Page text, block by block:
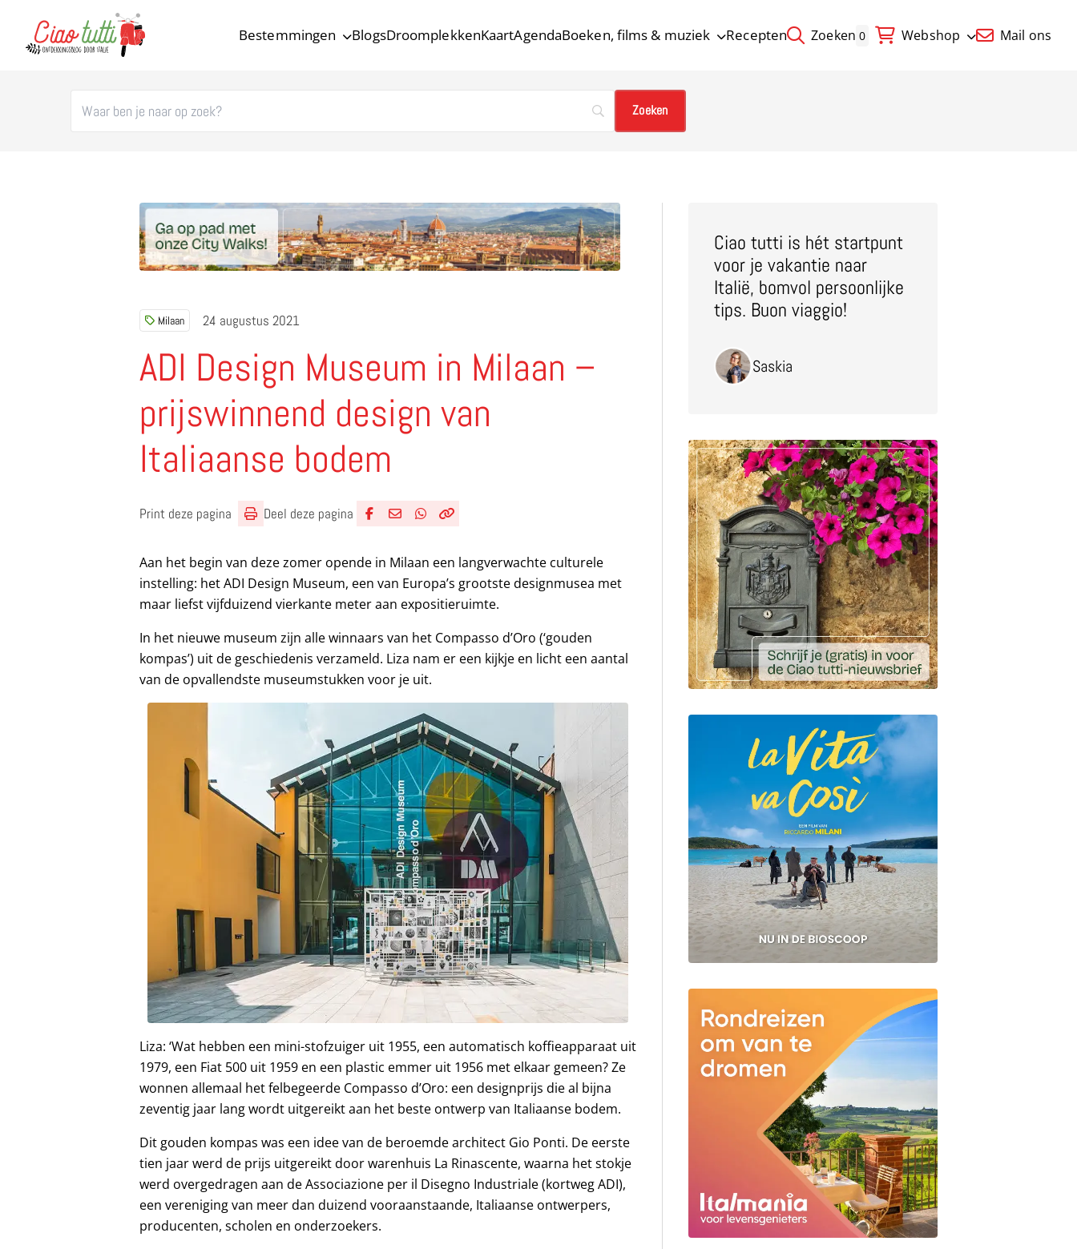
Bestemmingen BlogsDroomplekkenKaartAgendaBoeken, films & muziek Recepten Zoeken 0 Webshop Mail ons
Milaan 24 augustus 2021
ADI Design Museum in Milaan –
prijswinnend design van
Italiaanse bodem
Print deze pagina
Deel deze pagina
Aan het begin van deze zomer opende in Milaan een langverwachte culturele
instelling: het ADI Design Museum, een van Europa’s grootste designmusea met
maar liefst vijfduizend vierkante meter aan expositieruimte.
In het nieuwe museum zijn alle winnaars van het Compasso d’Oro (‘gouden
kompas’) uit de geschiedenis verzameld. Liza nam er een kijkje en licht een aantal
van de opvallendste museumstukken voor je uit.
Liza: ‘Wat hebben een mini-stofzuiger uit 1955, een automatisch koffieapparaat uit
1979, een Fiat 500 uit 1959 en een plastic emmer uit 1956 met elkaar gemeen? Ze
wonnen allemaal het felbegeerde Compasso d’Oro: een designprijs die al bijna
zeventig jaar lang wordt uitgereikt aan het beste ontwerp van Italiaanse bodem.
Dit gouden kompas was een idee van de beroemde architect Gio Ponti. De eerste
tien jaar werd de prijs uitgereikt door warenhuis La Rinascente, waarna het stokje
werd overgedragen aan de Associazione per il Disegno Industriale (kortweg ADI),
een vereniging van meer dan duizend vooraanstaande, Italiaanse ontwerpers,
producenten, scholen en onderzoekers.
Ciao tutti is hét startpunt
voor je vakantie naar
Italië, bomvol persoonlijke
tips. Buon viaggio!
Saskia